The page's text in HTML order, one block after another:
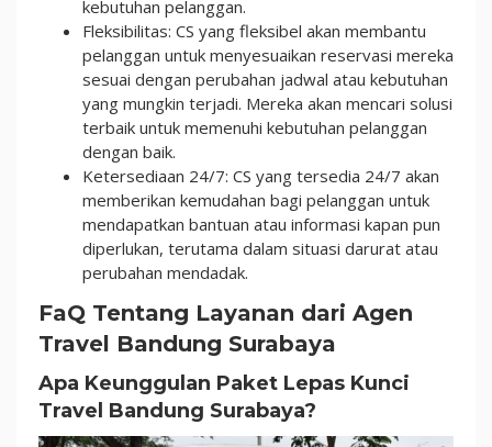
kebutuhan pelanggan.
Fleksibilitas: CS yang fleksibel akan membantu
pelanggan untuk menyesuaikan reservasi mereka
sesuai dengan perubahan jadwal atau kebutuhan
yang mungkin terjadi. Mereka akan mencari solusi
terbaik untuk memenuhi kebutuhan pelanggan
dengan baik.
Ketersediaan 24/7: CS yang tersedia 24/7 akan
memberikan kemudahan bagi pelanggan untuk
mendapatkan bantuan atau informasi kapan pun
diperlukan, terutama dalam situasi darurat atau
perubahan mendadak.
FaQ Tentang Layanan dari Agen
Travel Bandung Surabaya
Apa Keunggulan Paket Lepas Kunci
Travel Bandung Surabaya?